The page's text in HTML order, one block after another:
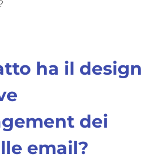
ha il design
dei
email?